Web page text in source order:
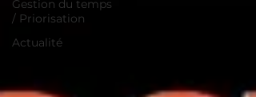
Gestion du temps
/ Priorisation
Actualité